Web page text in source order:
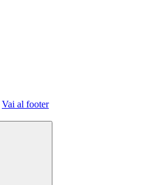
Vai al footer